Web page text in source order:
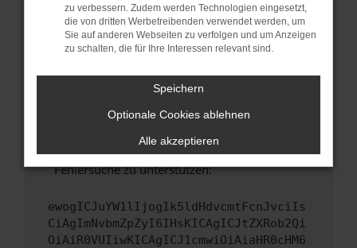
Veraltete Software birgt nicht nur ein
Sicherheitsrisiko, sondern kann auch dazu
führen, dass bestimmte Funktionen nicht mehr
unterstützt werden.
Wende dich an den Webseitenbetreiber.
Wenn du alle oben genannten Schritte versucht
hast, kontaktiere uns bitte. Wir werden
versuchen, das Problem zu beheben. Du kannst
uns diesen Text schicken, um uns bei der
Fehlersuche zu unterstützen:
ewogICJuYW1lIjogIk5ldHdvcmtFcnJvciIs
CiAgImNvbmZpZyI6IHsKICAgICJtZXRob2Qi
OiAiR0VUIiwKICAgICJ1cmwiOiAiaHR0cHM6
zu verbessern. Zudem werden Technologien eingesetzt,
die von dritten Werbetreibenden verwendet werden, um
Sie auf anderen Webseiten zu verfolgen und um Anzeigen
zu schalten, die für Ihre Interessen relevant sind.
Speichern
Optionale Cookies ablehnen
Alle akzeptieren